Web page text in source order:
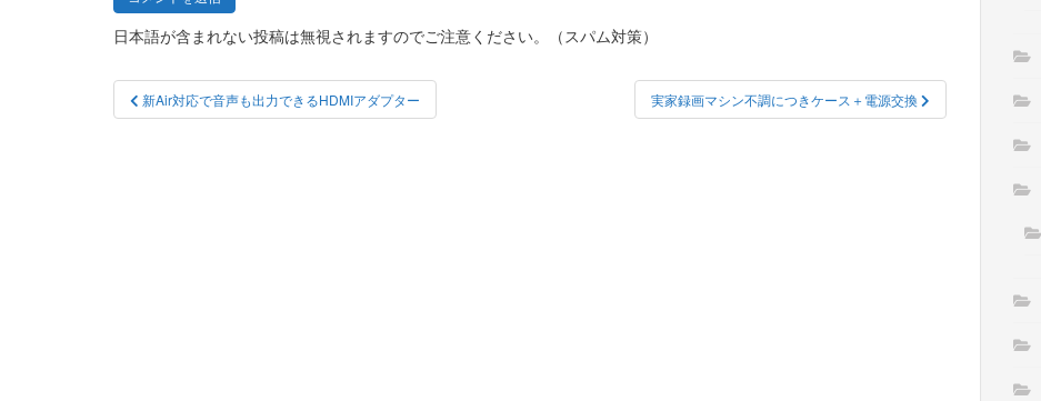
日本語が含まれない投稿は無視されますのでご注意ください。（スパム対策）
投
稿
新Air対応で音声も出力できるHDMIアダプター 実家録画マシン不調につきケース＋電源交換